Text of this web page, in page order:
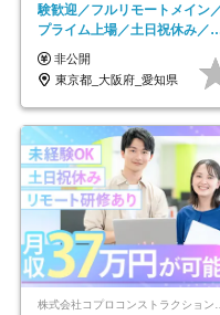
験歓迎／フルリモートメイン
プライム上場／土日祝休み／
京・大阪・名古屋
非公開
東京都_大阪府_愛知県
株式会社コプロコンストラクシ